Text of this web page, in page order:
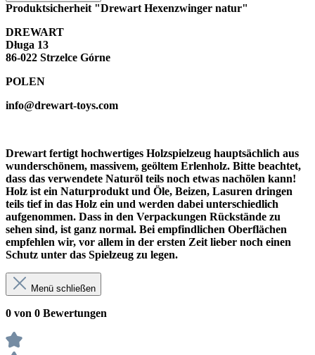
Produktsicherheit "Drewart Hexenzwinger natur"
DREWART
Długa 13
86-022 Strzelce Górne
POLEN
info@drewart-toys.com
Drewart fertigt hochwertiges Holzspielzeug hauptsächlich aus
wunderschönem, massivem, geöltem Erlenholz. Bitte beachtet,
dass das verwendete Naturöl teils noch etwas nachölen kann!
Holz ist ein Naturprodukt und Öle, Beizen, Lasuren dringen
teils tief in das Holz ein und werden dabei unterschiedlich
aufgenommen. Dass in den Verpackungen Rückstände zu
sehen sind, ist ganz normal. Bei empfindlichen Oberflächen
empfehlen wir, vor allem in der ersten Zeit lieber noch einen
Schutz unter das Spielzeug zu legen.
Menü schließen
0 von 0 Bewertungen